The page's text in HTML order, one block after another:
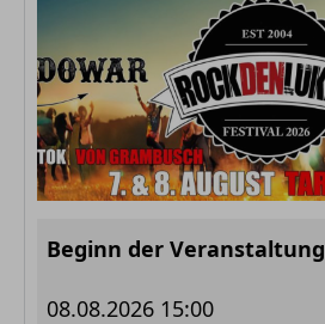
Beginn der Veranstaltung
08.08.2026 15:00